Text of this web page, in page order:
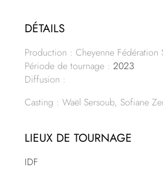
DÉTAILS
Production : Cheyenne Fédération
Période de tournage : 2023
Diffusion :
Casting : Waël Sersoub, Sofiane
LIEUX DE TOURNAGE
IDF